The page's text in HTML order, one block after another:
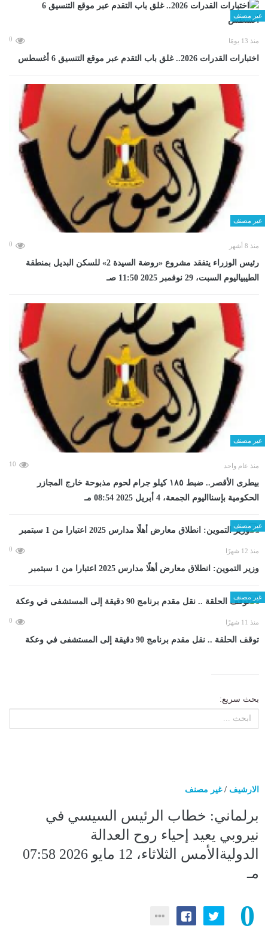
غير مصنف
منذ 13 يومًا 0
اختبارات القدرات 2026.. غلق باب التقدم عبر موقع التنسيق 6 أغسطس
غير مصنف
منذ 8 أشهر 0
رئيس الوزراء يتفقد مشروع «روضة السيدة 2» للسكن البديل بمنطقة
الطيبياليوم السبت، 29 نوفمبر 2025 11:50 صـ
غير مصنف
منذ عام واحد 10
بيطرى الأقصر.. ضبط ١٨٥ كيلو جرام لحوم مذبوحة خارج المجازر
الحكومية بإسنااليوم الجمعة، 4 أبريل 2025 08:54 مـ
غير مصنف
منذ 12 شهرًا 0
وزير التموين: انطلاق معارض أهلًا مدارس 2025 اعتبارا من 1 سبتمبر
غير مصنف
منذ 11 شهرًا 0
توقف الحلقة .. نقل مقدم برنامج 90 دقيقة إلى المستشفى في وعكة
بحث سريع:
الارشيف /غير مصنف
برلماني: خطاب الرئيس السيسي في
نيروبي يعيد إحياء روح العدالة
الدوليةالأمس الثلاثاء، 12 مايو 2026 07:58
مـ
0